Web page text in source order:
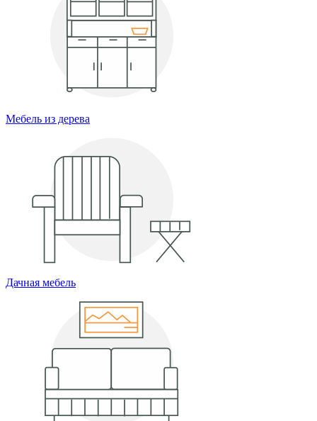
Мебель из дерева
Дачная мебель